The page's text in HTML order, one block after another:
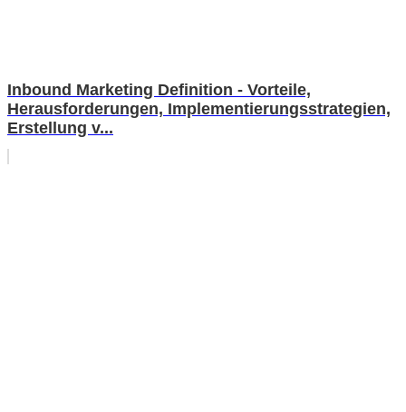
Inbound Marketing Definition - Vorteile,
Herausforderungen, Implementierungsstrategien,
Erstellung v...